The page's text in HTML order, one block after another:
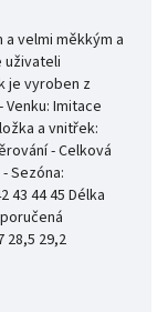
velmi měkkým a
uživateli
je vyroben z
Imitace
a vnitřek:
- Celková
Sezóna:
43 44 45 Délka
28,5 29,2